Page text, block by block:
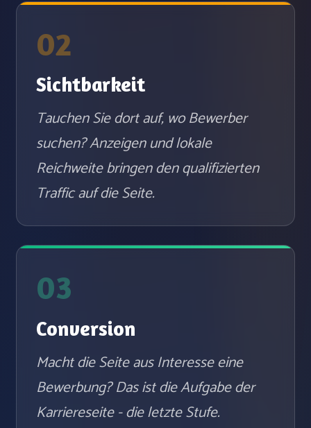
02
Sichtbarkeit
Tauchen Sie dort auf, wo Bewerber
suchen? Anzeigen und lokale
Reichweite bringen den qualifizierten
Traffic auf die Seite.
03
Conversion
Macht die Seite aus Interesse eine
Bewerbung? Das ist die Aufgabe der
Karriereseite - die letzte Stufe.